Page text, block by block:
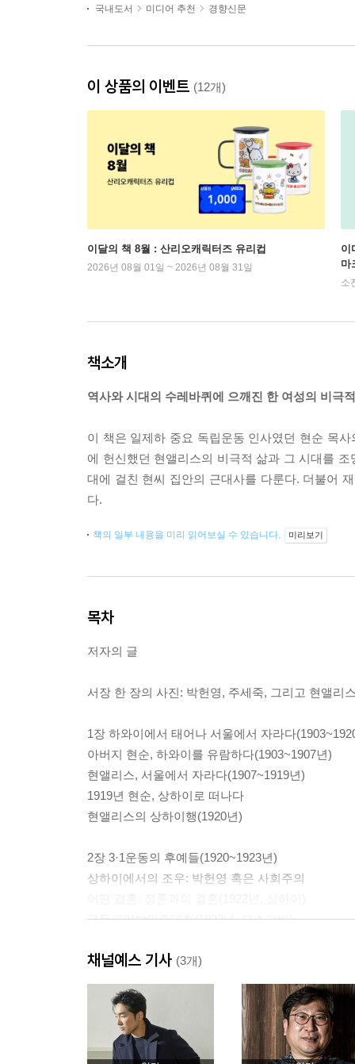
국내도서
미디어 추천 경향신문
이 상품의 이벤트 (12개)
이달의 책 8월 : 산리오캐릭터즈 유리컵
2026년 08월 01일 ~ 2026년 08월 31일
이
마
소
책소개
역사와 시대의 수레바퀴에 으깨진 한 여성의 비극
이 책은 일제하 중요 독립운동 인사였던 현순 목
에 헌신했던 현앨리스의 비극적 삶과 그 시대를
대에 걸친 현씨 집안의 근대사를 다룬다. 더불어
다.
책의 일부 내용을 미리 읽어보실 수 있습니다. 미리보기
목차
저자의 글
서장 한 장의 사진: 박헌영, 주세죽, 그리고 현앨리
1장 하와이에서 태어나 서울에서 자라다
아버지 현순, 하와이를 유람하다(1903~1907년)
현앨리스, 서울에서 자라다(1907~1919년)
1919년 현순, 상하이로 떠나다
현앨리스의 상하이행(1920년)
2장 3·1운동의 후예들(1920~1923년)
상하이에서의 조우: 박헌영 혹은 사회주의
극동피압박민족대회(1922년, 모스크바)
3장 하와이와 뉴욕에서의 삶(1924~1945년)
하와이로의 가족 이주(1922~1925년)
웰링턴의 출산, 사라진 모자이크 조각(1924~1930
뉴욕에서의 대학 시절(1931~1935년)
하와이 노동운동, 공산주의 운동과의 조우
채널예스 기사 (3개)